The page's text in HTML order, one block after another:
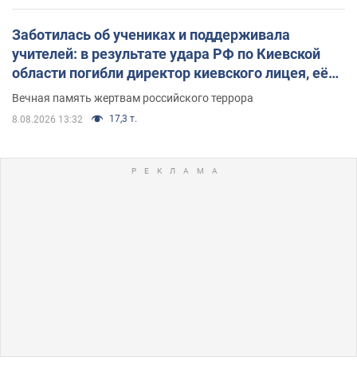
Заботилась об учениках и поддерживала
учителей: в результате удара РФ по Киевской
области погибли директор киевского лицея, её
муж и внук
Вечная память жертвам российского террора
8.08.2026 13:32 17,3 т.